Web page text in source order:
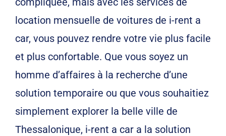
location mensuelle de voitures de i-rent a
car, vous pouvez rendre votre vie plus facile
et plus confortable. Que vous soyez un
homme d’affaires à la recherche d’une
solution temporaire ou que vous souhaitiez
simplement explorer la belle ville de
Thessalonique, i-rent a car a la solution